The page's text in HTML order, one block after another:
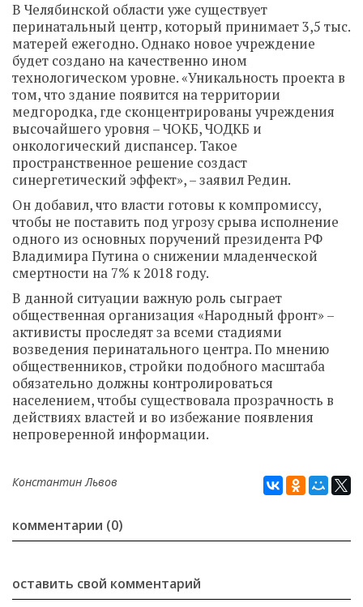
В Челябинской области уже существует
перинатальный центр, который принимает 3,5 тыс.
матерей ежегодно. Однако новое учреждение
будет создано на качественно ином
технологическом уровне. «Уникальность проекта в
том, что здание появится на территории
медгородка, где сконцентрированы учреждения
высочайшего уровня – ЧОКБ, ЧОДКБ и
онкологический диспансер. Такое
пространственное решение создаст
синергетический эффект», – заявил Редин.
Он добавил, что власти готовы к компромиссу,
чтобы не поставить под угрозу срыва исполнение
одного из основных поручений президента РФ
Владимира Путина о снижении младенческой
смертности на 7% к 2018 году.
В данной ситуации важную роль сыграет
общественная организация «Народный фронт» –
активисты проследят за всеми стадиями
возведения перинатального центра. По мнению
общественников, стройки подобного масштаба
обязательно должны контролироваться
населением, чтобы существовала прозрачность в
действиях властей и во избежание появления
непроверенной информации.
Константин Львов
комментарии (0)
оставить свой комментарий